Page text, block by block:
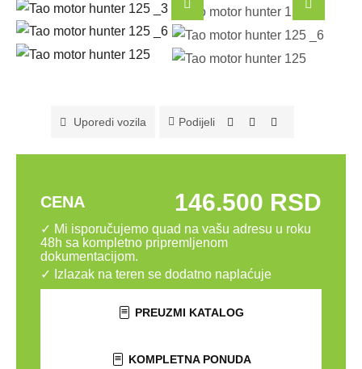
Uporedi vozila Podijeli
CENA 146.500 RSD
✓ Mi isporučujemo quad na vašu adresu u roku
48h sa kompletno pripremljenom
dokumentacijom.
✓ Izlazak na teren se dodatno naplaćuje
PREUZMI KATALOG
KOMPLETNA PONUDA